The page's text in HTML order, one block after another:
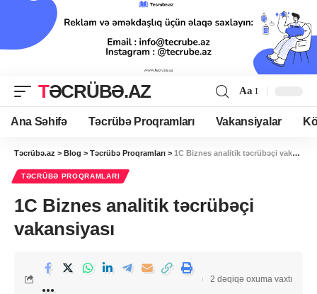
TƏCRÜBƏ.AZ Aa
Ana Səhifə Təcrübə Proqramları Vakansiyalar
Təcrübə.az > Blog > Təcrübə Proqramları > 1С Biznes analitik təcrübəçi vakansiyası
TƏCRÜBƏ PROQRAMLARI
1С Biznes analitik təcrübəçi
vakansiyası
2 dəqiqə oxuma vaxtı